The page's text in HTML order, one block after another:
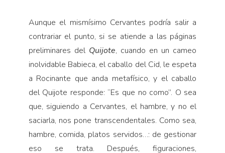
Aunque el mismísimo Cervantes podría salir a
contrariar el punto, si se atiende a las páginas
preliminares del Quijote, cuando en un cameo
inolvidable Babieca, el caballo del Cid, le espeta
a Rocinante que anda metafísico, y el caballo
del Quijote responde: “Es que no como”. O sea
que, siguiendo a Cervantes, el hambre, y no el
saciarla, nos pone transcendentales. Como sea,
hambre, comida, platos servidos…: de gestionar
eso se trata. Después, figuraciones,